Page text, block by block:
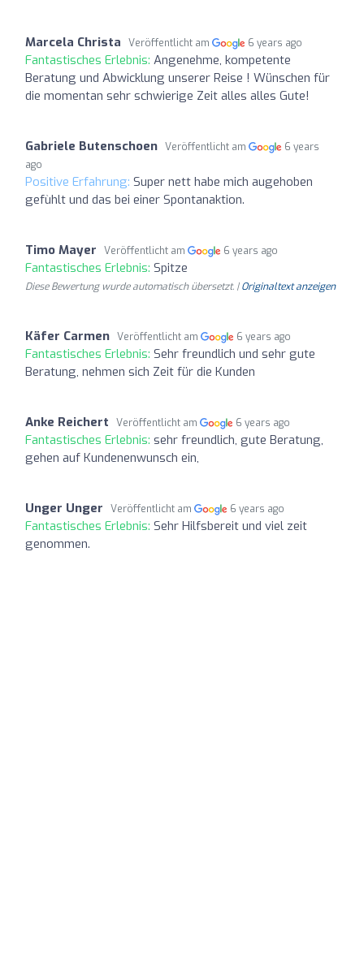
Marcela Christa Veröffentlicht am 6 years ago
Fantastisches Erlebnis: Angenehme, kompetente
Beratung und Abwicklung unserer Reise ! Wünschen für
die momentan sehr schwierige Zeit alles alles Gute!
Gabriele Butenschoen Veröffentlicht am
6 years
ago
Positive Erfahrung: Super nett habe mich augehoben
gefùhlt und das bei einer Spontanaktion.
Timo Mayer Veröffentlicht am 6 years ago
Fantastisches Erlebnis: Spitze
Diese Bewertung wurde automatisch übersetzt. |Originaltext anzeigen
Käfer Carmen Veröffentlicht am 6 years ago
Fantastisches Erlebnis: Sehr freundlich und sehr gute
Beratung, nehmen sich Zeit für die Kunden
Anke Reichert Veröffentlicht am 6 years ago
Fantastisches Erlebnis: sehr freundlich, gute Beratung,
gehen auf Kundenenwunsch ein,
Unger Unger Veröffentlicht am 6 years ago
Fantastisches Erlebnis: Sehr Hilfsbereit und viel zeit
genommen.